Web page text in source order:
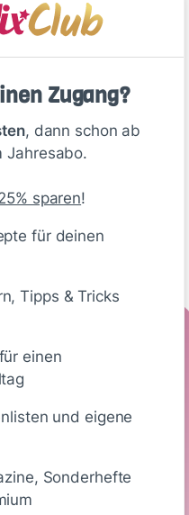
Zugang?
, dann schon ab
Jahresabo.
sparen!
für deinen
Tipps & Tricks
einen
und eigene
Sonderhefte
und pfeffern…
KH